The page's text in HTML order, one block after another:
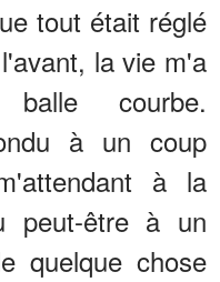
tout était réglé
la vie m'a
courbe.
à un coup
à la
peut-être à un
quelque chose